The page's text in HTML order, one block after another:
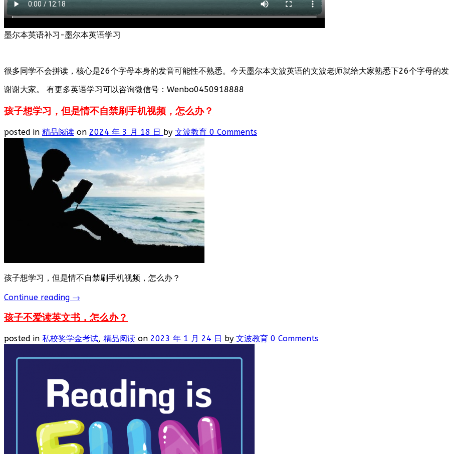
墨尔本英语补习-墨尔本英语学习
很多同学不会拼读，核心是26个字母本身的发音可能性不熟悉。今天墨尔本文波英语的文波老师就给大家熟悉下26个字母的发
谢谢大家。 有更多英语学习可以咨询微信号：Wenbo0450918888
孩子想学习，但是情不自禁刷手机视频，怎么办？
posted in 精品阅读 on 2024 年 3 月 18 日 by 文波教育 0 Comments
孩子想学习，但是情不自禁刷手机视频，怎么办？
Continue reading →
孩子不爱读英文书，怎么办？
posted in 私校奖学金考试, 精品阅读 on 2023 年 1 月 24 日 by 文波教育 0 Comments